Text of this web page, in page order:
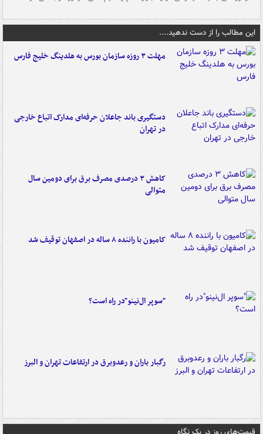
این مطالب را از دست ندهید....
مهلت ۳ روزه سازمان بورس به هلدینگ خلیج فارس
دستگیری باند جاعلان حرفه‌ای مدارک اتباع خارجی
در تهران
کاهش ۳ درصدی مصرف برق برای دومین سال
متوالی
کامیون با راننده ۸ ساله در اصفهان توقیف شد
"سوپر ال‌نینو"در راه است؟
رگبار باران و رعدوبرق در ارتفاعات تهران و البرز